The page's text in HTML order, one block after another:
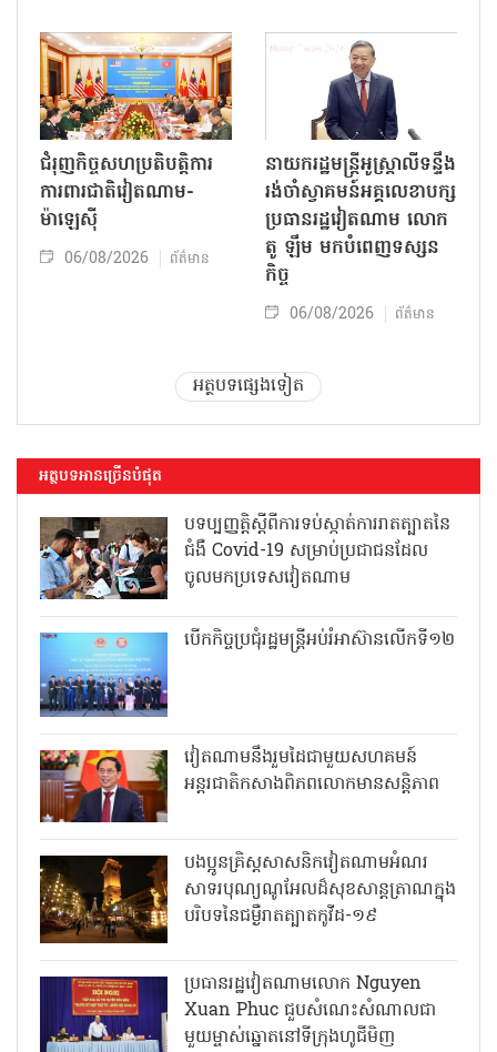
ជំរុញកិច្ចសហប្រតិបត្តិការ
ការពារជាតិវៀតណាម-
ម៉ាឡេស៊ី
06/08/2026 ព័ត៌មាន
នាយករដ្ឋមន្ត្រីអូស្ត្រាលីទន្ទឹង
រង់ចាំស្វាគមន៍អគ្គលេខាបក្ស
ប្រធានរដ្ឋវៀតណាម លោក
តូ ឡឹម មកបំពេញទស្សន
កិច្ច
06/08/2026 ព័ត៌មាន
អត្ថបទផ្សេងទៀត
អត្ថបទអានច្រើនបំផុត
បទប្បញ្ញត្តិស្តីពីការទប់ស្កាត់ការរាតត្បាតនៃ
ជំងឺ Covid-19 សម្រាប់ប្រជាជនដែល
ចូលមកប្រទេសវៀតណាម
បើកកិច្ចប្រជុំរដ្ឋមន្ត្រីអប់រំអាស៊ានលើកទី១២
វៀតណាមនឹងរួមដៃជាមួយសហគមន៍
អន្តរជាតិកសាងពិភពលោកមានសន្តិភាព
បងប្អូនគ្រិស្តសាសនិកវៀតណាមអំណរ
សាទរបុណ្យណូអែលដ៏សុខសាន្តត្រាណក្នុង
បរិបទនៃជម្ងឺរាតត្បាតកូវីដ-១៩
ប្រធានរដ្ឋវៀតណាមលោក Nguyen
Xuan Phuc ជួបសំណេះសំណាលជា
មួយម្ចាស់ឆ្នោតនៅទីក្រុងហូជីមិញ